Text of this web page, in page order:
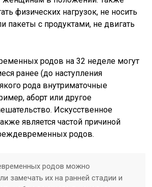
физических нагрузок, не носить
пакеты с продуктами, не двигать
родов на 32 неделе могут
ранее (до наступления
рода внутриматочные
аборт или другое
Искусственное
является частой причиной
родов.
родов можно
замечать их на ранней стадии и